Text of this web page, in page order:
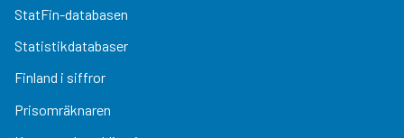
StatFin-databasen
Statistikdatabaser
Finland i siffror
Prisomräknaren